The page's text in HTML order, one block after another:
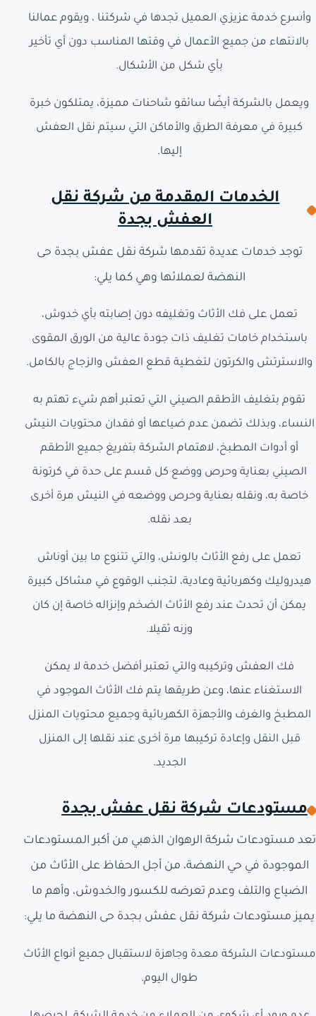
وأسرع خدمة عزيزي العميل تجدها في شركتنا ، ويقوم عمالنا
بالانتهاء من جميع الأعمال في وقتها المناسب دون أي تأخير
بأي شكل من الأشكال.
ويعمل بالشركة أيضًا سائقو شاحنات مميزة، يمتلكون خبرة
كبيرة في معرفة الطرق والأماكن التي سيتم نقل العفش
إليها.
الخدمات المقدمة من شركة نقل
العفش بجدة
توجد خدمات عديدة تقدمها شركة نقل عفش بجدة حى
النهضة لعملائها وهي كما يلي:
تعمل على فك الأثاث وتغليفه دون إصابته بأي خدوش،
باستخدام خامات تغليف ذات جودة عالية من الورق المقوى
والاسترتش والكرتون لتغطية قطع العفش والزجاج بالكامل.
تقوم بتغليف الأطقم الصيني التي تعتبر أهم شيء تهتم به
النساء، وبذلك تضمن عدم ضياعها أو فقدان محتويات النيش
أو أدوات المطبخ، لاهتمام الشركة بتفريغ جميع الأطقم
الصيني بعناية وحرص ووضع كل قسم على حدة في كرتونة
خاصة به، ونقله بعناية وحرص ووضعه في النيش مرة أخرى
بعد نقله.
تعمل على رفع الأثاث بالونش، والتي تتنوع ما بين أوناش
هيدروليك وكهربائية وعادية، لتجنب الوقوع في مشاكل كبيرة
يمكن أن تحدث عند رفع الأثاث الضخم وإنزاله خاصة إن كان
وزنه ثقيلا.
فك العفش وتركيبه والتي تعتبر أفضل خدمة لا يمكن
الاستغناء عنها، وعن طريقها يتم فك الأثاث الموجود في
المطبخ والغرف والأجهزة الكهربائية وجميع محتويات المنزل
قبل النقل وإعادة تركيبها مرة أخرى عند نقلها إلى المنزل
الجديد.
مستودعات شركة نقل عفش بجدة
تعد مستودعات شركة الرهوان الذهبي من أكبر المستودعات
الموجودة في حي النهضة، من أجل الحفاظ على الأثاث من
الضياع والتلف وعدم تعرضه للكسور والخدوش، وأهم ما
يميز مستودعات شركة نقل عفش بجدة حى النهضة ما يلي:
مستودعات الشركة معدة وجاهزة لاستقبال جميع أنواع الأثاث
طوال اليوم.